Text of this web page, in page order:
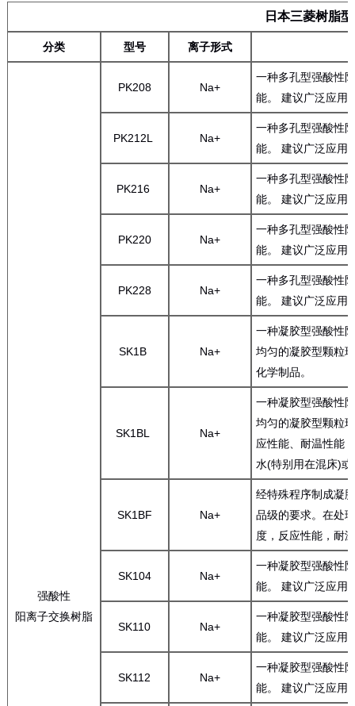
日本三菱树脂
分类 型号 离子形式
强酸性
阳离子交换树脂
PK208 Na+
一种多孔型强酸性
能。 建议广泛应用
PK212L Na+
一种多孔型强酸性
能。 建议广泛应用
PK216 Na+
一种多孔型强酸性
能。 建议广泛应用
PK220 Na+
一种多孔型强酸性
能。 建议广泛应用
PK228 Na+
一种多孔型强酸性
能。 建议广泛应用
SK1B Na+
一种凝胶型强酸性
均匀的凝胶型颗粒
化学制品。
SK1BL Na+
一种凝胶型强酸性
均匀的凝胶型颗粒
应性能、耐温性能
水(特别用在混床)
SK1BF Na+
经特殊程序制成凝
品级的要求。在处
度，反应性能，耐
SK104 Na+
一种凝胶型强酸性
能。 建议广泛应用
SK110 Na+
一种凝胶型强酸性
能。 建议广泛应用
SK112 Na+
一种凝胶型强酸性
能。 建议广泛应用